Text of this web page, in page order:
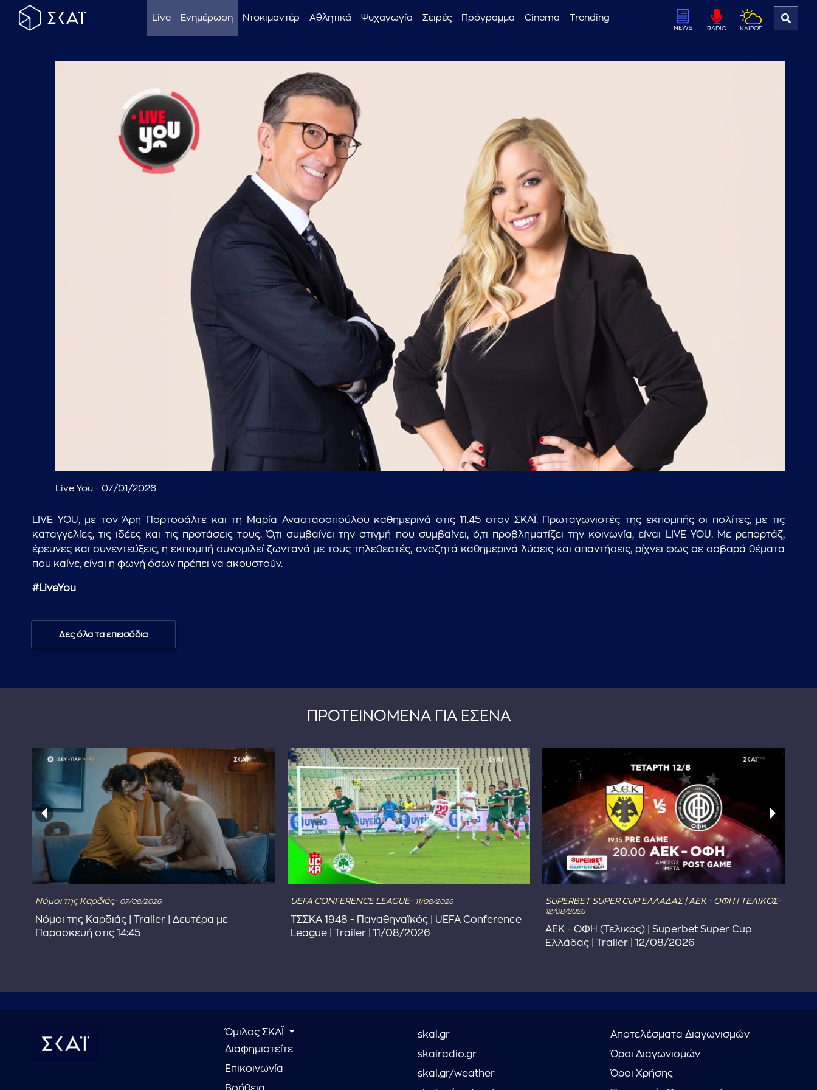
Live Ενημέρωση Ντοκιμαντέρ Αθλητικά Ψυχαγωγία Σειρές Πρόγραμμα Cinema Trending
NEWS RADIO ΚΑΙΡΟΣ
...πληκτρολογήστε κείμενο προς αναζήτηση
Live You - 07/01/2026
LIVE YOU, με τον Άρη Πορτοσάλτε και τη Μαρία Αναστασοπούλου καθημερινά στις 11.45 στον ΣΚΑΪ. Πρωταγωνιστές της εκπομπής οι πολίτες, με τις
καταγγελίες, τις ιδέες και τις προτάσεις τους. Ό,τι συμβαίνει την στιγμή που συμβαίνει, ό,τι προβληματίζει την κοινωνία, είναι LIVE YOU. Με ρεπορτάζ,
έρευνες και συνεντεύξεις, η εκπομπή συνομιλεί ζωντανά με τους τηλεθεατές, αναζητά καθημερινά λύσεις και απαντήσεις, ρίχνει φως σε σοβαρά θέματα
που καίνε, είναι η φωνή όσων πρέπει να ακουστούν.
#LiveYou
Δες όλα τα επεισόδια
ΠΡΟΤΕΙΝΟΜΕΝΑ ΓΙΑ ΕΣΕΝΑ
Νόμοι της Καρδιάς- 07/08/2026
Νόμοι της Καρδιάς | Trailer | Δευτέρα με
Παρασκευή στις 14:45
UEFA CONFERENCE LEAGUE- 11/08/2026
ΤΣΣΚΑ 1948 - Παναθηναϊκός | UEFA Conference
League | Trailer | 11/08/2026
SUPERBET SUPER CUP ΕΛΛΑΔΑΣ | ΑΕΚ - ΟΦΗ | ΤΕΛΙΚΟΣ-
12/08/2026
ΑΕΚ - ΟΦΗ (Τελικός) | Superbet Super Cup
Ελλάδας | Trailer | 12/08/2026
Όμιλος ΣΚΑΪ
Διαφημιστείτε
Επικοινωνία
skai.gr
skairadio.gr
skai.gr/weather
Αποτελέσματα Διαγωνισμών
Όροι Διαγωνισμών
Όροι Χρήσης